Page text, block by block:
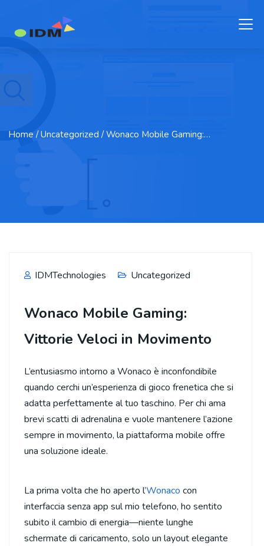
Home / Uncategorized / Wonaco Mobile Gaming:…
IDMTechnologies Uncategorized
Wonaco Mobile Gaming:
Vittorie Veloci in Movimento
L’entusiasmo intorno a Wonaco è inconfondibile
quando cerchi un’esperienza di gioco frenetica che si
adatta perfettamente al tuo taschino. Per chi ama
brevi scatti di adrenalina e vuole mantenere l’azione
sempre in movimento, la piattaforma mobile offre
una soluzione ideale.
La prima volta che ho aperto l’Wonaco con
interfaccia senza app sul mio telefono, ho sentito
subito il cambio di energia—niente lunghe
schermate di caricamento, solo un layout elegante